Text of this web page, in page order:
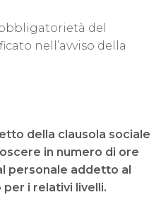
del
nell’avviso della
della clausola sociale
in numero di ore
personale addetto al
i relativi livelli.